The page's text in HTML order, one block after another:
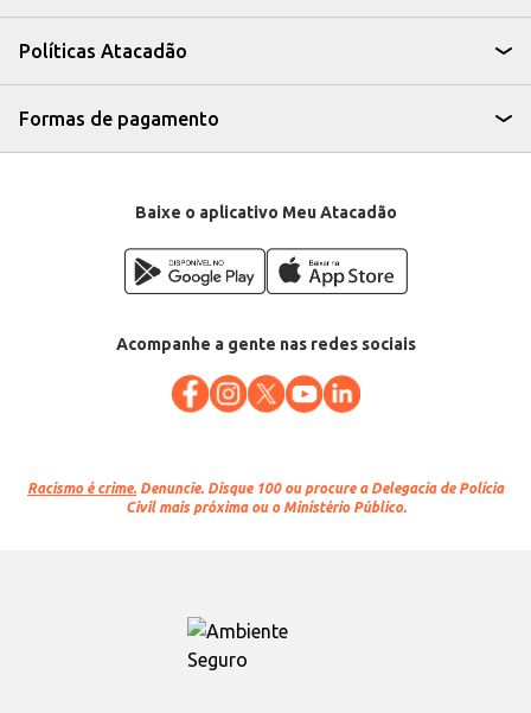
Políticas Atacadão
Formas de pagamento
Baixe o aplicativo Meu Atacadão
Acompanhe a gente nas redes sociais
Racismo é crime. Denuncie. Disque 100 ou procure a Delegacia de Polícia
Civil mais próxima ou o Ministério Público.